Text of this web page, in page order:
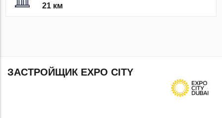
21 км
ЗАСТРОЙЩИК EXPO CITY